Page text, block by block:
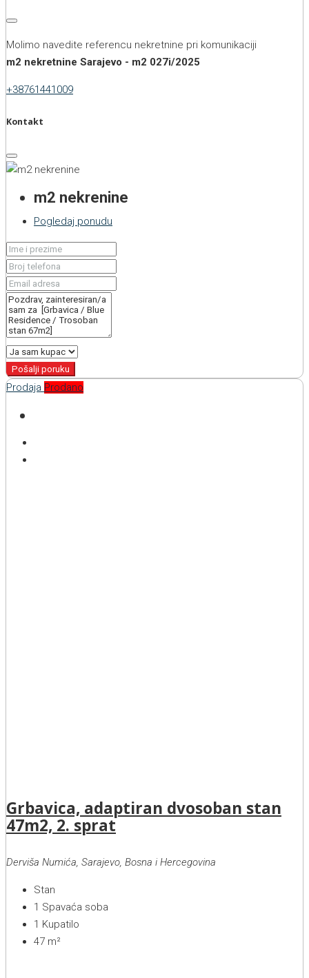
Molimo navedite referencu nekretnine pri komunikaciji
m2 nekretnine Sarajevo - m2 027i/2025
+38761441009
Kontakt
m2 nekrenine
Pogledaj ponudu
Pošalji poruku
Prodaja Prodano
Grbavica, adaptiran dvosoban stan
47m2, 2. sprat
Derviša Numića, Sarajevo, Bosna i Hercegovina
Stan
1 Spavaća soba
1 Kupatilo
47 m²